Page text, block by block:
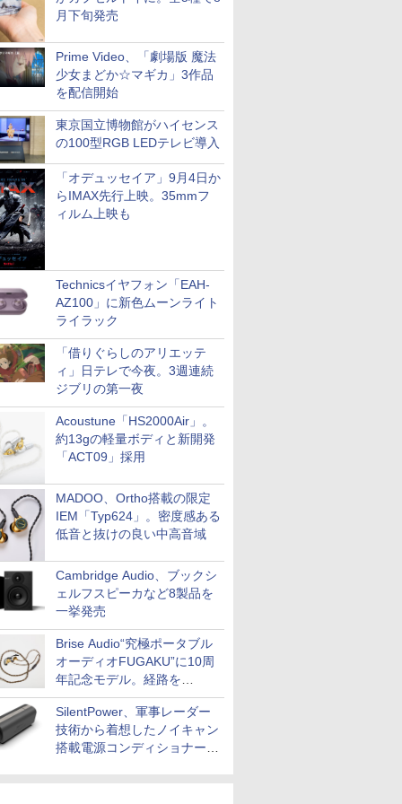
月下旬発売
Prime Video、「劇場版 魔法
少女まどか☆マギカ」3作品
を配信開始
東京国立博物館がハイセンス
の100型RGB LEDテレビ導入
「オデュッセイア」9月4日か
らIMAX先行上映。35mmフ
ィルム上映も
Technicsイヤフォン「EAH-
AZ100」に新色ムーンライト
ライラック
「借りぐらしのアリエッテ
ィ」日テレで今夜。3週連続
ジブリの第一夜
Acoustune「HS2000Air」。
約13gの軽量ボディと新開発
「ACT09」採用
MADOO、Ortho搭載の限定
IEM「Typ624」。密度感ある
低音と抜けの良い中高音域
Cambridge Audio、ブックシ
ェルフスピーカなど8製品を
一挙発売
Brise Audio“究極ポータブル
オーディオFUGAKU”に10周
年記念モデル。経路を
NISHIKIで統一。400万円
SilentPower、軍事レーダー
技術から着想したノイキャン
搭載電源コンディショナー